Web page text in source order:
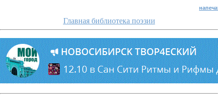
Главная библиотека поэзии